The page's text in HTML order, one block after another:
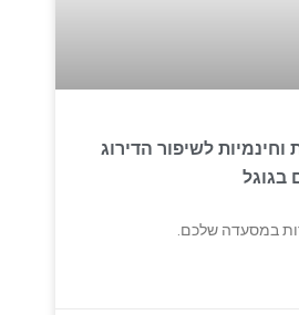
וחינמיות לשיפור הדירוג
במסעדה שלכם.